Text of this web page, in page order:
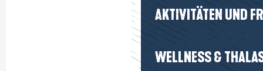
AKTIVITÄTEN UND
WELLNESS &